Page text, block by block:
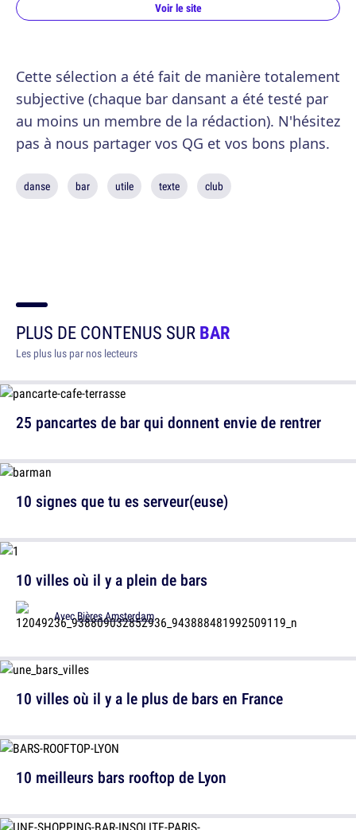
Voir le site
Cette sélection a été fait de manière totalement
subjective (chaque bar dansant a été testé par
au moins un membre de la rédaction). N'hésitez
pas à nous partager vos QG et vos bons plans.
danse bar utile texte club
PLUS DE CONTENUS SURBAR
Les plus lus par nos lecteurs
25 pancartes de bar qui donnent envie de rentrer
10 villes où il y a plein de bars
AvecBières Amsterdam
10 meilleurs bars rooftop de Lyon
10 signes que tu es serveur(euse)
10 villes où il y a le plus de bars en France